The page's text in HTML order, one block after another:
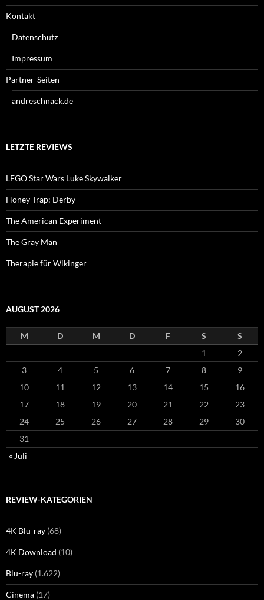
Kontakt
Datenschutz
Impressum
Partner-Seiten
andreschnack.de
LETZTE REVIEWS
LEGO Star Wars Luke Skywalker
Honey Trap: Derby
The American Experiment
The Gray Man
Therapie für Wikinger
AUGUST 2026
M D M D F S
S
1
2
3
4 5 6 7 8
9
10
11 12 13 14 15
16
17
18 19 20 21 22
23
24
25 26 27 28 29
30
31
« Juli
REVIEW-KATEGORIEN
4K Blu-ray (68)
4K Download (10)
Blu-ray (1.622)
Cinema (17)